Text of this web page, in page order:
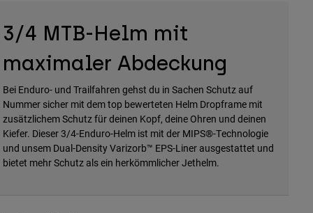
3/4 MTB-Helm mit
maximaler Abdeckung
Bei Enduro- und Trailfahren gehst du in Sachen Schutz auf
Nummer sicher mit dem top bewerteten Helm Dropframe mit
zusätzlichem Schutz für deinen Kopf, deine Ohren und deinen
Kiefer. Dieser 3/4-Enduro-Helm ist mit der MIPS®-Technologie
und unsem Dual-Density Varizorb™ EPS-Liner ausgestattet und
bietet mehr Schutz als ein herkömmlicher Jethelm.